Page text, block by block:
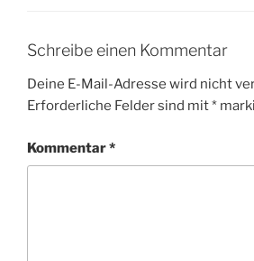
Schreibe einen Kommentar
Deine E-Mail-Adresse wird nicht
Erforderliche Felder sind mit*
Kommentar*